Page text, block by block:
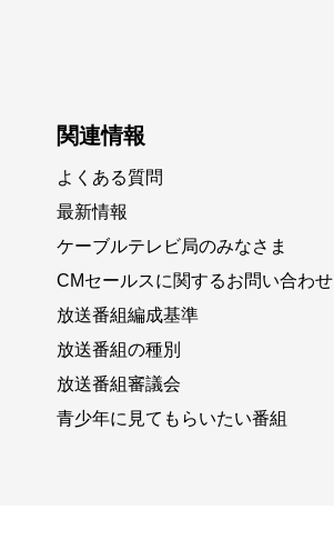
関連情報
よくある質問
最新情報
ケーブルテレビ局のみなさま
CMセールスに関するお問い合わせ
放送番組編成基準
放送番組の種別
放送番組審議会
青少年に見てもらいたい番組